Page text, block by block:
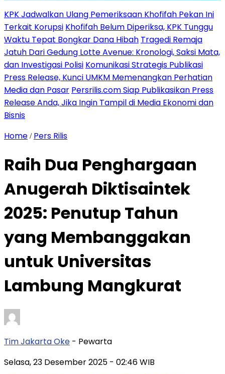
KPK Jadwalkan Ulang Pemeriksaan Khofifah Pekan Ini
Terkait Korupsi Khofifah Belum Diperiksa, KPK Tunggu
Waktu Tepat Bongkar Dana Hibah Tragedi Remaja
Jatuh Dari Gedung Lotte Avenue: Kronologi, Saksi Mata,
dan Investigasi Polisi Komunikasi Strategis Publikasi
Press Release, Kunci UMKM Memenangkan Perhatian
Media dan Pasar Persrilis.com Siap Publikasikan Press
Release Anda, Jika Ingin Tampil di Media Ekonomi dan
Bisnis
Home / Pers Rilis
Raih Dua Penghargaan
Anugerah Diktisaintek
2025: Penutup Tahun
yang Membanggakan
untuk Universitas
Lambung Mangkurat
Tim Jakarta Oke - Pewarta
Selasa, 23 Desember 2025 - 02:46 WIB